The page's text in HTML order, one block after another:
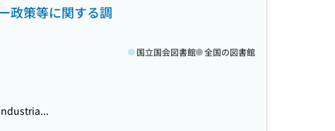
政策等に関する調
国立国会図書館 全国の図書館